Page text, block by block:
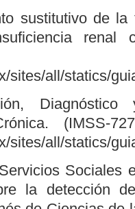
sustitutivo de
renal
sites/all/statics/
(IMSS-
sites/all/statics/
Sociales
la detección